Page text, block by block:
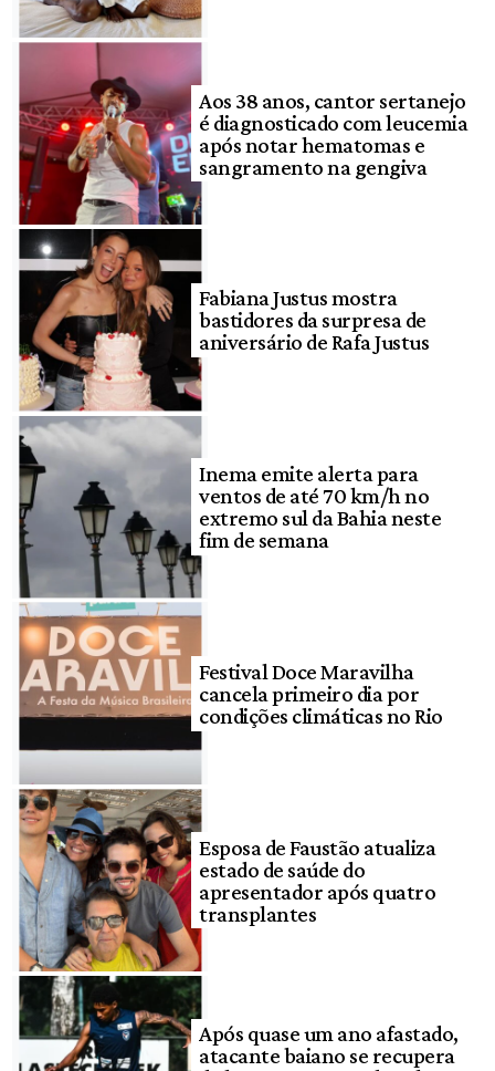
Aos 38 anos, cantor sertanejo
é diagnosticado com leucemia
após notar hematomas e
sangramento na gengiva
Fabiana Justus mostra
bastidores da surpresa de
aniversário de Rafa Justus
Inema emite alerta para
ventos de até 70 km/h no
extremo sul da Bahia neste
fim de semana
Festival Doce Maravilha
cancela primeiro dia por
condições climáticas no Rio
Esposa de Faustão atualiza
estado de saúde do
apresentador após quatro
transplantes
Após quase um ano afastado,
atacante baiano se recupera